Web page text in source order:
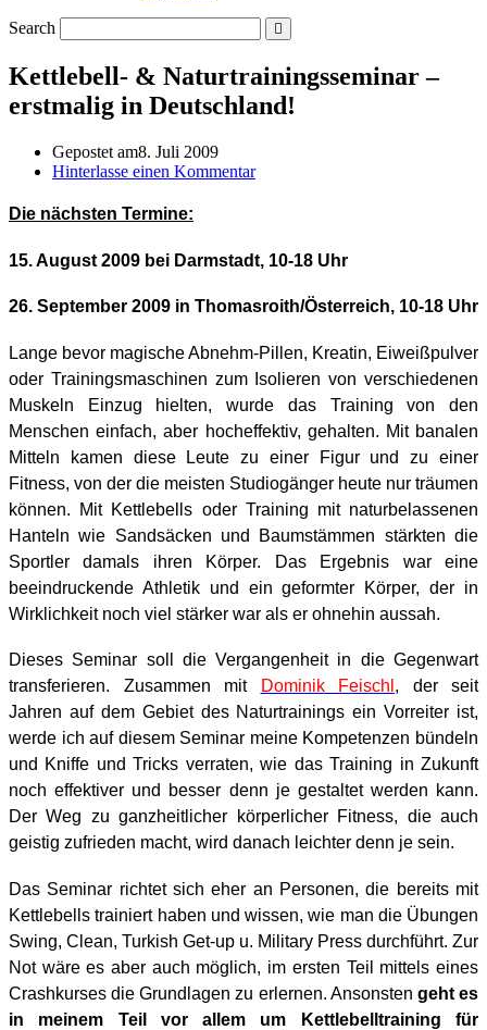
Search
Kettlebell- & Naturtrainingsseminar –
erstmalig in Deutschland!
Gepostet am8. Juli 2009
Hinterlasse einen Kommentar
Die nächsten Termine:
15. August 2009 bei Darmstadt, 10-18 Uhr
26. September 2009 in Thomasroith/Österreich, 10-18 Uhr
Lange bevor magische Abnehm-Pillen, Kreatin, Eiweißpulver
oder Trainingsmaschinen zum Isolieren von verschiedenen
Muskeln Einzug hielten, wurde das Training von den
Menschen einfach, aber hocheffektiv, gehalten. Mit banalen
Mitteln kamen diese Leute zu einer Figur und zu einer
Fitness, von der die meisten Studiogänger heute nur träumen
können. Mit Kettlebells oder Training mit naturbelassenen
Hanteln wie Sandsäcken und Baumstämmen stärkten die
Sportler damals ihren Körper. Das Ergebnis war eine
beeindruckende Athletik und ein geformter Körper, der in
Wirklichkeit noch viel stärker war als er ohnehin aussah.
Dieses Seminar soll die Vergangenheit in die Gegenwart
transferieren. Zusammen mit
Dominik Feischl , der seit
Jahren auf dem Gebiet des Naturtrainings ein Vorreiter ist,
werde ich auf diesem Seminar meine Kompetenzen bündeln
und Kniffe und Tricks verraten, wie das Training in Zukunft
noch effektiver und besser denn je gestaltet werden kann.
Der Weg zu ganzheitlicher körperlicher Fitness, die auch
geistig zufrieden macht, wird danach leichter denn je sein.
Das Seminar richtet sich eher an Personen, die bereits mit
Kettlebells trainiert haben und wissen, wie man die Übungen
Swing, Clean, Turkish Get-up u. Military Press durchführt. Zur
Not wäre es aber auch möglich, im ersten Teil mittels eines
Crashkurses die Grundlagen zu erlernen. Ansonsten geht es
in meinem Teil vor allem um Kettlebelltraining für